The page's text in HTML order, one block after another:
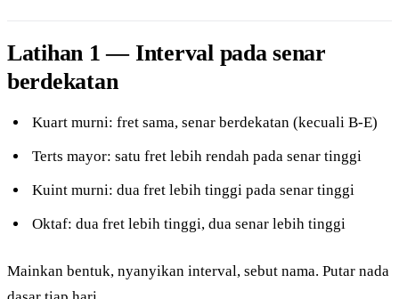
Latihan 1 — Interval pada senar
berdekatan
Kuart murni: fret sama, senar berdekatan (kecuali B-E)
Terts mayor: satu fret lebih rendah pada senar tinggi
Kuint murni: dua fret lebih tinggi pada senar tinggi
Oktaf: dua fret lebih tinggi, dua senar lebih tinggi
Mainkan bentuk, nyanyikan interval, sebut nama. Putar nada